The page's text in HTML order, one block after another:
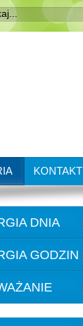
KONTAKT
DNIA
GODZIN